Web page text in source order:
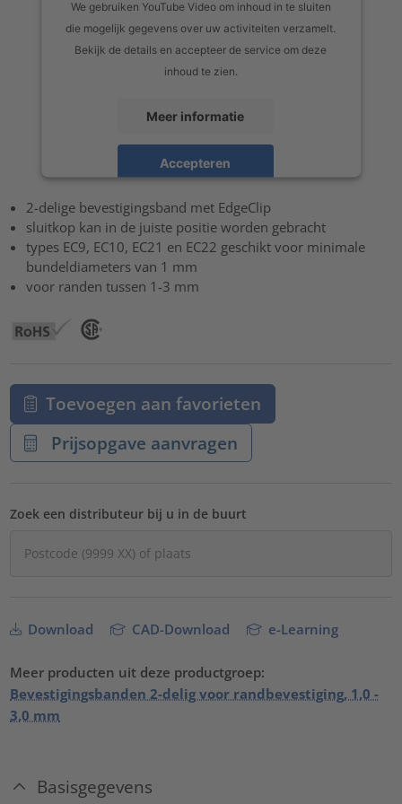
We gebruiken YouTube Video om inhoud in te sluiten
die mogelijk gegevens over uw activiteiten verzamelt.
Bekijk de details en accepteer de service om deze
inhoud te zien.
Meer informatie
Accepteren
2-delige bevestigingsband met EdgeClip
sluitkop kan in de juiste positie worden gebracht
types EC9, EC10, EC21 en EC22 geschikt voor minimale
bundeldiameters van 1 mm
voor randen tussen 1-3 mm
Toevoegen aan favorieten
Prijsopgave aanvragen
Zoek een distributeur bij u in de buurt
Download CAD-Download e-Learning
Meer producten uit deze productgroep:
Bevestigingsbanden 2-delig voor randbevestiging, 1,0 -
3,0 mm
Basisgegevens